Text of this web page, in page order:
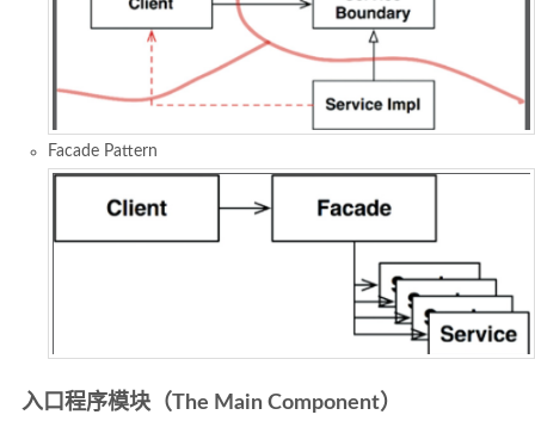
Facade Pattern
入口程序模块（The Main Component）